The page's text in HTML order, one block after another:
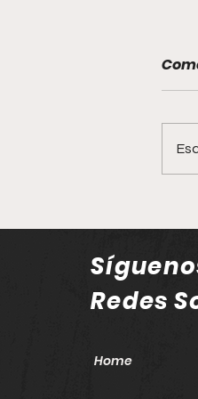
Redes
Home